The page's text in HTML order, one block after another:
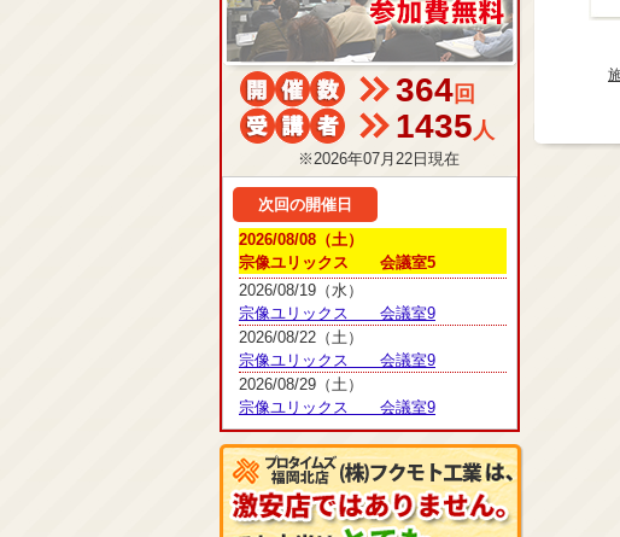
364回
1435人
※2026年07月22日現在
次回の開催日
2026/08/08（土）
宗像ユリックス 会議室5
2026/08/19（水）
宗像ユリックス 会議室9
2026/08/22（土）
宗像ユリックス 会議室9
2026/08/29（土）
宗像ユリックス 会議室9